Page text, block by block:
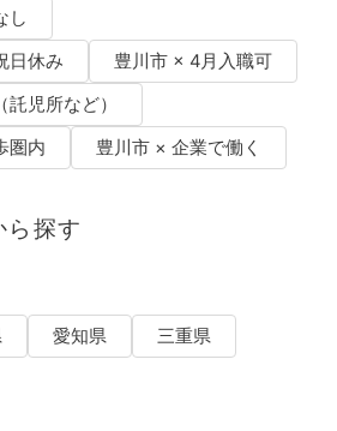
し
日休み
豊川市 × 4月入職可
児所など）
圏内
豊川市 × 企業で働く
ら探す
愛知県 三重県